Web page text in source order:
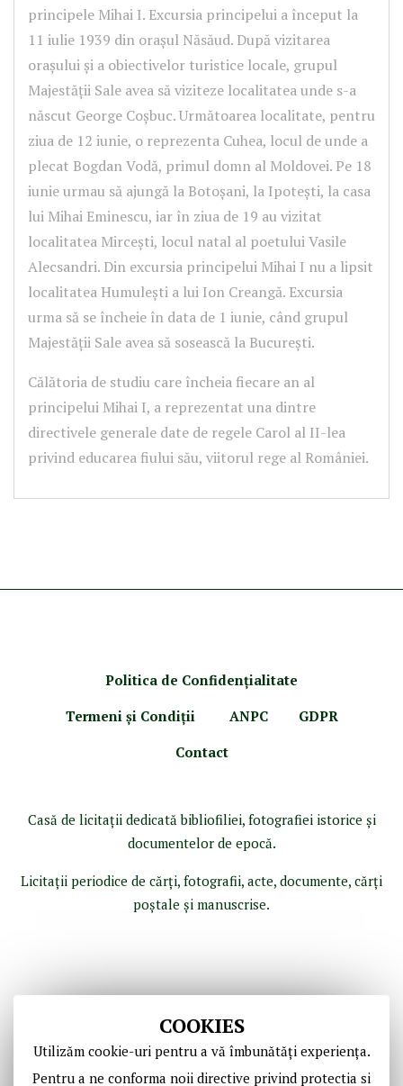
principele Mihai I. Excursia principelui a început la
11 iulie 1939 din orașul Năsăud. După vizitarea
orașului și a obiectivelor turistice locale, grupul
Majestății Sale avea să viziteze localitatea unde s-a
născut George Coșbuc. Următoarea localitate, pentru
ziua de 12 iunie, o reprezenta Cuhea, locul de unde a
plecat Bogdan Vodă, primul domn al Moldovei. Pe 18
iunie urmau să ajungă la Botoșani, la Ipotești, la casa
lui Mihai Eminescu, iar în ziua de 19 au vizitat
localitatea Mircești, locul natal al poetului Vasile
Alecsandri. Din excursia principelui Mihai I nu a lipsit
localitatea Humulești a lui Ion Creangă. Excursia
urma să se încheie în data de 1 iunie, când grupul
Majestății Sale avea să sosească la București.
Călătoria de studiu care încheia fiecare an al
principelui Mihai I, a reprezentat una dintre
directivele generale date de regele Carol al II-lea
privind educarea fiului său, viitorul rege al României.
COOKIES
Utilizăm cookie-uri pentru a vă îmbunătăți experiența.
Pentru a ne conforma noii directive privind protectia si
Politica de Confidenţialitate
Termeni şi Condiţii
ANPC
GDPR
Contact
Casă de licitaţii dedicată bibliofiliei, fotografiei istorice şi
documentelor de epocă.
Licitaţii periodice de cărţi, fotografii, acte, documente, cărţi
poştale şi manuscrise.